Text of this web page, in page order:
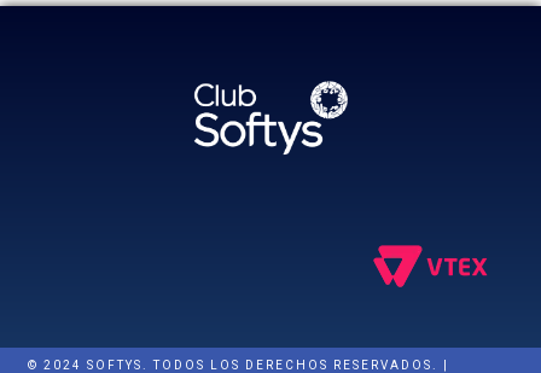
© 2024 SOFTYS. TODOS LOS DERECHOS RESERVADOS. |